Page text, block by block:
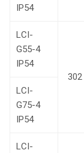
IP54
LCI-
G55-4
IP54
302
LCI-
G75-4
IP54
LCI-